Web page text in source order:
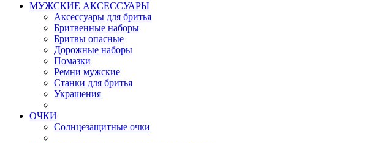
МУЖСКИЕ АКСЕССУАРЫ
Аксессуары для бритья
Бритвенные наборы
Бритвы опасные
Дорожные наборы
Помазки
Ремни мужские
Станки для бритья
Украшения
ОЧКИ
Солнцезащитные очки